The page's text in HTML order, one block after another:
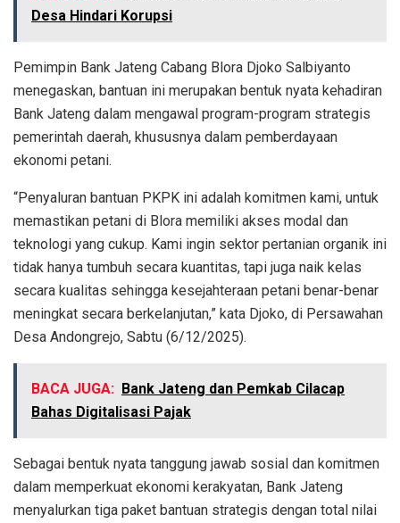
Desa Hindari Korupsi
Pemimpin Bank Jateng Cabang Blora Djoko Salbiyanto
menegaskan, bantuan ini merupakan bentuk nyata kehadiran
Bank Jateng dalam mengawal program-program strategis
pemerintah daerah, khususnya dalam pemberdayaan
ekonomi petani.
“Penyaluran bantuan PKPK ini adalah komitmen kami, untuk
memastikan petani di Blora memiliki akses modal dan
teknologi yang cukup. Kami ingin sektor pertanian organik ini
tidak hanya tumbuh secara kuantitas, tapi juga naik kelas
secara kualitas sehingga kesejahteraan petani benar-benar
meningkat secara berkelanjutan,” kata Djoko, di Persawahan
Desa Andongrejo, Sabtu (6/12/2025).
BACA JUGA: Bank Jateng dan Pemkab Cilacap
Bahas Digitalisasi Pajak
Sebagai bentuk nyata tanggung jawab sosial dan komitmen
dalam memperkuat ekonomi kerakyatan, Bank Jateng
menyalurkan tiga paket bantuan strategis dengan total nilai